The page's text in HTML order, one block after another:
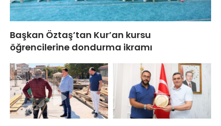
Başkan Öztaş’tan Kur’an kursu
öğrencilerine dondurma ikramı